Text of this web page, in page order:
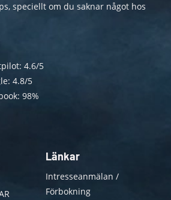
speciellt om du saknar något hos
4.6/5
4.8/5
98%
Länkar
Intresseanmälan /
Förbokning